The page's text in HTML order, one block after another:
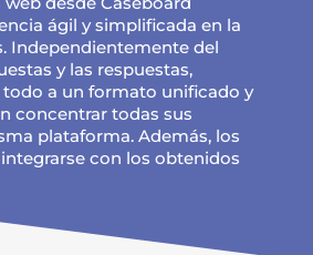
ágil y simplificada en la
Independientemente del
y las respuestas,
a un formato unificado y
concentrar todas sus
plataforma. Además, los
con los obtenidos